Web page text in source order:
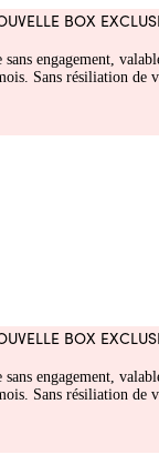
BOX
engagement,
Sans résiliation de
BOX
engagement,
Sans résiliation de